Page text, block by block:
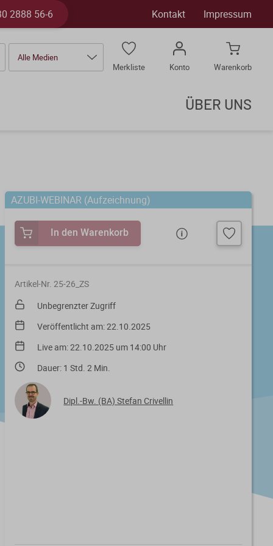
2888 56-6 Kontakt Impressum
Alle Medien
Merkliste
Konto Warenkorb
ÜBER UNS
AZUBI-WEBINAR (Aufzeichnung)
In den Warenkorb
Artikel-Nr. 25-26_ZS
Unbegrenzter Zugriff
Veröffentlicht am: 22.10.2025
Live am: 22.10.2025 um 14:00 Uhr
Dauer: 1 Std. 2 Min.
Dipl.-Bw. (BA) Stefan Crivellin